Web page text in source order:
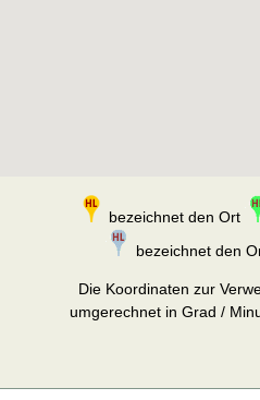
bezeichnet den Ort
bezeichnet den
Die Koordinaten zur
umgerechnet in Grad /